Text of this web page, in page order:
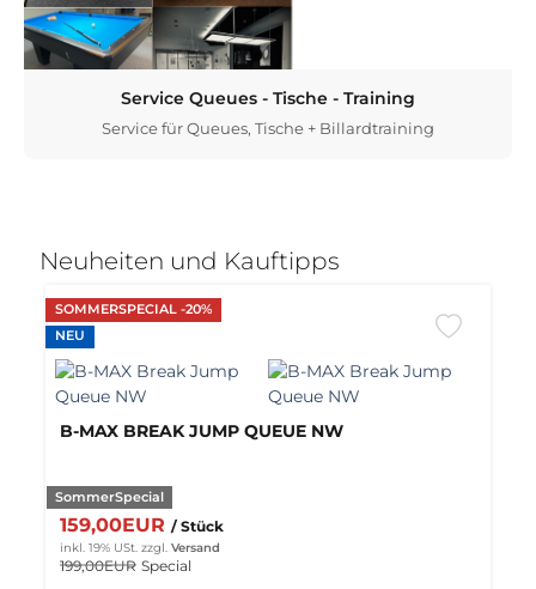
Service Queues - Tische - Training
Service für Queues, Tische + Billardtraining
Neuheiten und Kauftipps
SOMMERSPECIAL -20%
NEU
B-MAX BREAK JUMP QUEUE NW
SommerSpecial
159,00EUR / Stück
inkl. 19% USt. zzgl. Versand
199,00EUR Special